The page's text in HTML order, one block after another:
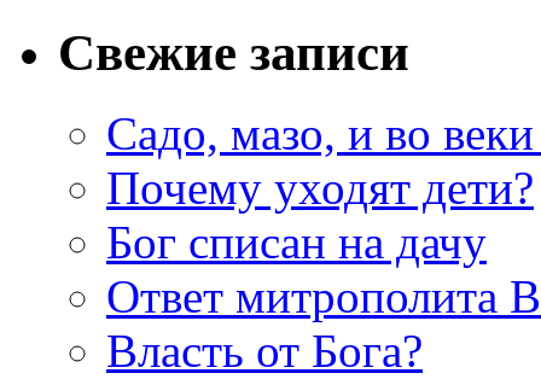
Свежие записи
Садо, мазо, и во веки
Почему уходят дети?
Бог списан на дачу
Ответ митрополита
Власть от Бога?